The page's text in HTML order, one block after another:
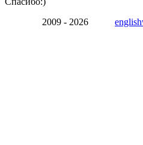
2009 - 2026